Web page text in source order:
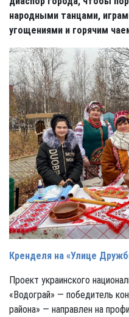
народными танцами,
угощениями и горячим
Кренделя на «Улице
Проект украинского
«Водограй» — победитель
района» — направлен на